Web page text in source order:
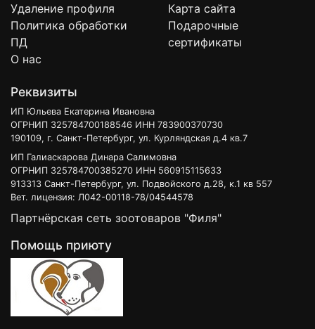
Удаление профиля
Политика обработки
ПД
О нас
Карта сайта
Подарочные
сертификаты
Реквизиты
ИП Юльева Екатерина Ивановна
ОГРНИП 325784700188546 ИНН 783900370730
190109, г. Санкт-Петербург, ул. Курляндская д.4 кв.7
ИП Галиаскарова Динара Салимовна
ОГРНИП 325784700385270 ИНН 560915115633
913313 Санкт-Петербург, ул. Подвойского д.28, к.1 кв 557
Вет. лицензия: Л042-00118-78/04544578
Партнёрская сеть зоотоваров "Филя"
Помощь приюту